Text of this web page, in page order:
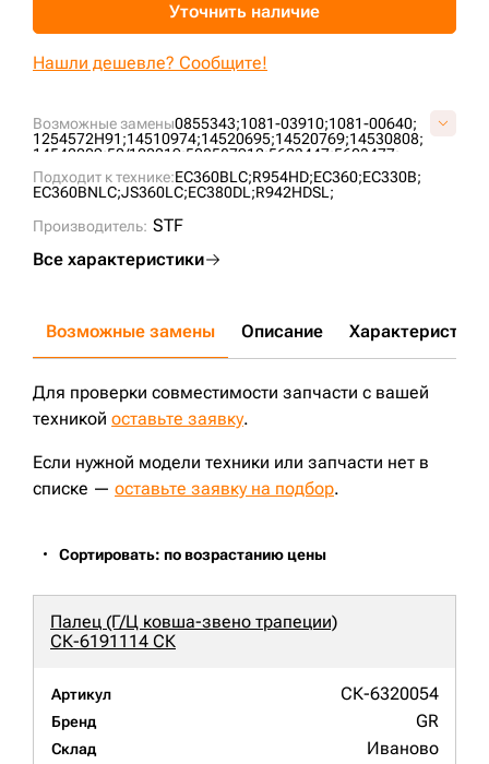
Возможные замены0855343;1081-03910;1081-00640;
1254572H91;14510974;14520695;14520769;14530808;
14542009;50/100219;508587912;5603447;5603477;
5604043;
5607436;820030001; LH495; LH673;
LH75B;LK403;P4942400M00;P5020400M00;
SA1081-03910;UX101E1E;V1081-03910V;VLH495V;
VOE14520769;VOE14530808;
VP494204;VP502004;
Подходит к технике:EC360BLC;R954HD;EC360;EC330B;
EC360BNLC;JS360LC;EC380DL;R942HDSL;
Производитель: STF
Все характеристики
Уточнить наличие
Нашли дешевле? Сообщите!
Возможные замены Описание Характеристики
Для проверки совместимости запчасти с вашей
техникой оставьте заявку.
Если нужной модели техники или запчасти нет в
списке — оставьте заявку на подбор.
Сортировать: по возрастанию цены
Палец (Г/Ц ковша-звено трапеции)
СК-6191114 СК
Артикул СК-6320054
Бренд GR
Склад Иваново